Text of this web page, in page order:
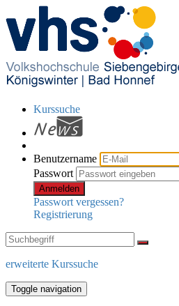
Kurssuche
Benutzername
Passwort
Anmelden
Passwort vergessen?
Registrierung
erweiterte Kurssuche
Toggle navigation